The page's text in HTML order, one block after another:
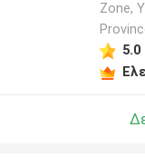
Zone,
5.0